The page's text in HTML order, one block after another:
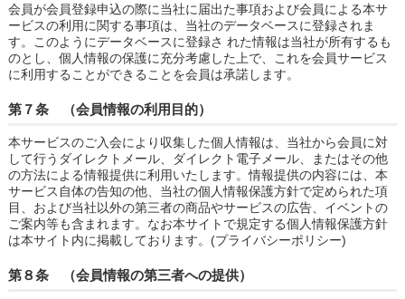
会員が会員登録申込の際に当社に届出た事項および会員による本サ
ービスの利用に関する事項は、当社のデータベースに登録されま
す。このようにデータベースに登録さ れた情報は当社が所有するも
のとし、個人情報の保護に充分考慮した上で、これを会員サービス
に利用することができることを会員は承諾します。
第７条 （会員情報の利用目的）
本サービスのご入会により収集した個人情報は、当社から会員に対
して行うダイレクトメール、ダイレクト電子メール、またはその他
の方法による情報提供に利用いたします。情報提供の内容には、本
サービス自体の告知の他、当社の個人情報保護方針で定められた項
目、および当社以外の第三者の商品やサービスの広告、イベントの
ご案内等も含まれます。なお本サイトで規定する個人情報保護方針
は本サイト内に掲載しております。(プライバシーポリシー)
第８条 （会員情報の第三者への提供）